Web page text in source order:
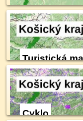
Turistická
Cyklo